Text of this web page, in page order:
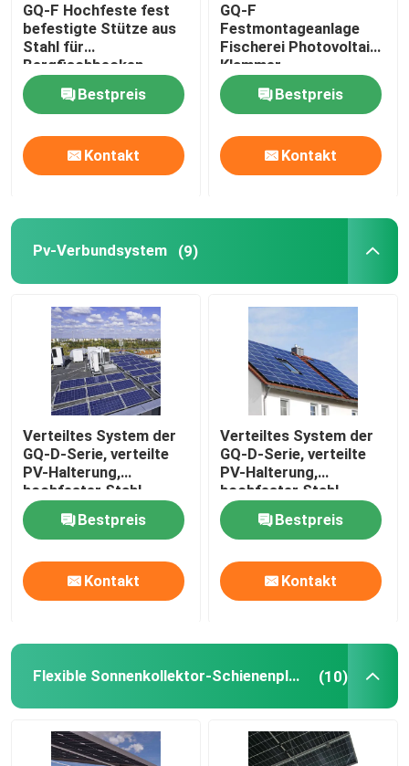
GQ-F Hochfeste fest
befestigte Stütze aus
Stahl für
Bergfischbecken
Bestpreis
Kontakt
GQ-F
Festmontageanlage
Fischerei Photovoltaik-
Klammer
Heißverzinkung und
Aluminium-Magnesium-
Zinkplattierung
Bestpreis
Kontakt
Pv-Verbundsystem (9)
Verteiltes System der
GQ-D-Serie, verteilte
PV-Halterung,
hochfester Stahl,
beschichtet mit
Aluminium-Magnesium-
Zink-Material,
Bestpreis
Kontakt
Verteiltes System der
GQ-D-Serie, verteilte
PV-Halterung,
hochfester Stahl,
beschichtet mit
Aluminium-Magnesium-
Zink-Material,
Bestpreis
Kontakt
Flexible Sonnenkollektor-Schienenplatten (10)